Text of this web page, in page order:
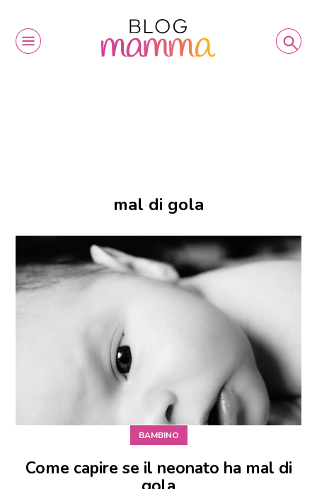
mal di gola
BAMBINO
Come capire se il neonato ha mal di